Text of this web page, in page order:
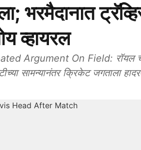
भरमैदानात
व्हायरल
Argument On Field: रॉयल
सामन्यानंतर क्रिकेट जगताला